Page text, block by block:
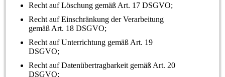
Recht auf Löschung gemäß Art. 17 DSGVO;
Recht auf Einschränkung der Verarbeitung
gemäß Art. 18 DSGVO;
Recht auf Unterrichtung gemäß Art. 19
DSGVO;
Recht auf Datenübertragbarkeit gemäß Art. 20
DSGVO;